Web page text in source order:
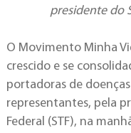
presidente do
O Movimento Minha
crescido e se
portadoras de
representantes, pela
Federal (STF), na